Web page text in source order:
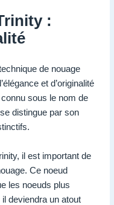
:
de nouage
et d’originalité
sous le nom de
distingue par son
il est important de
Ce noeud
les noeuds plus
deviendra un atout